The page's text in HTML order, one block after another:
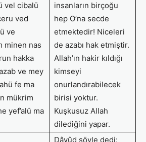
vel cibalü
ved
ve
minen nas
hakka
ve mey
fe ma
mükrim
yef’alü ma
insanların birçoğu
hep O’na secde
etmektedir! Niceleri
de azabı hak etmiştir.
Allah’ın hakir kıldığı
kimseyi
onurlandırabilecek
birisi yoktur.
Kuşkusuz Allah
dilediğini yapar.
Dâvûd şöyle dedi: